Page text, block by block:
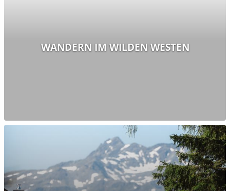
WANDERN IM WILDEN WESTEN